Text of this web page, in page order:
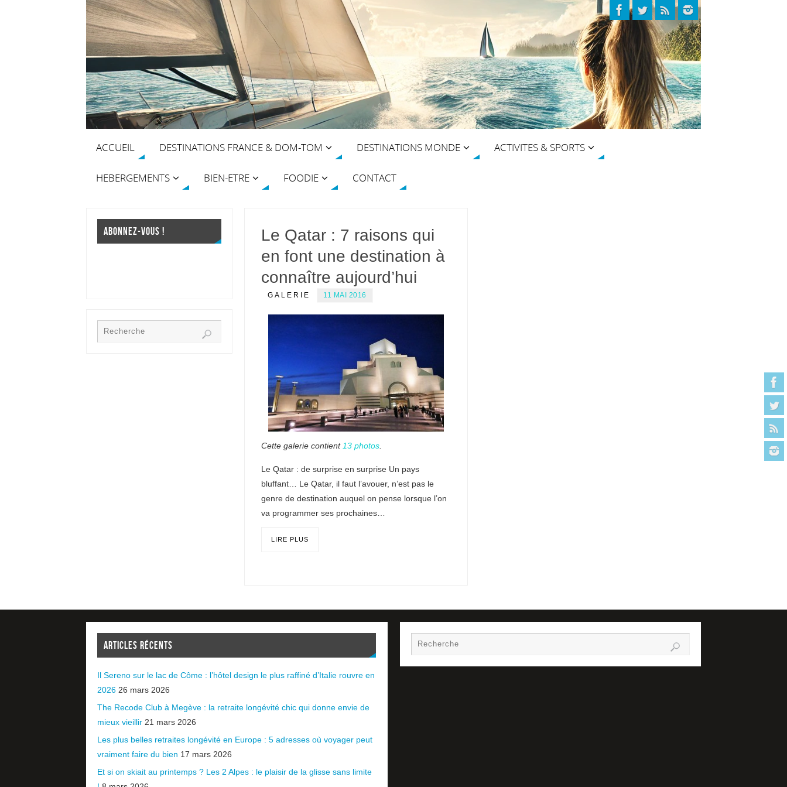
ACCUEIL DESTINATIONS FRANCE & DOM-TOM DESTINATIONS MONDE ACTIVITES & SPORTS
HEBERGEMENTS BIEN-ETRE FOODIE CONTACT
Le Qatar : 7 raisons qui
en font une destination à
connaître aujourd’hui
GALERIE 11 MAI 2016
Cette galerie contient 13 photos
Le Qatar : de surprise en surprise Un pays
bluffant… Le Qatar, il faut l’avouer, n’est pas le
genre de destination auquel on pense lorsque l’on
va programmer ses prochaines…
LIRE PLUS
ABONNEZ-VOUS !
ARTICLES RÉCENTS
Il Sereno sur le lac de Côme : l’hôtel design le plus raffiné d’Italie rouvre en
2026 26 mars 2026
The Recode Club à Megève : la retraite longévité chic qui donne envie de
mieux vieillir 21 mars 2026
Les plus belles retraites longévité en Europe : 5 adresses où voyager peut
vraiment faire du bien 17 mars 2026
Et si on skiait au printemps ? Les 2 Alpes : le plaisir de la glisse sans limite